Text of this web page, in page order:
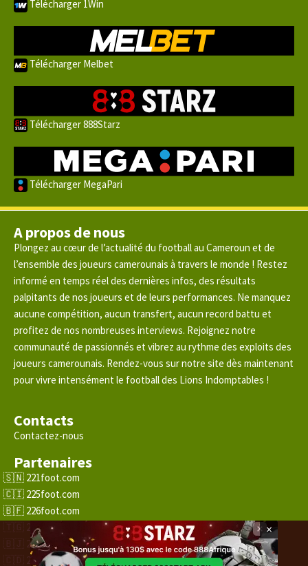
Télécharger 1Win
Télécharger Melbet
Télécharger 888Starz
Télécharger MegaPari
A propos de nous
Plongez au cœur de l’actualité du football au Cameroun et de
l’ensemble des joueurs camerounais à travers le monde ! Restez
informé en temps réel des dernières infos, des résultats
palpitants de nos joueurs et de leurs performances. Ne manquez
aucune compétition, aucun transfert, aucun record battu et
profitez de nos nombreuses interviews. Rejoignez notre
communauté de passionnés et vibrez au rythme des exploits des
joueurs camerounais. Rendez-vous sur notre site dès maintenant
pour vivre intensément le football des Lions Indomptables !
Contacts
Contactez-nous
Partenaires
221foot.com
225foot.com
226foot.com
228foot.com
229foot.com
243foot.com
×